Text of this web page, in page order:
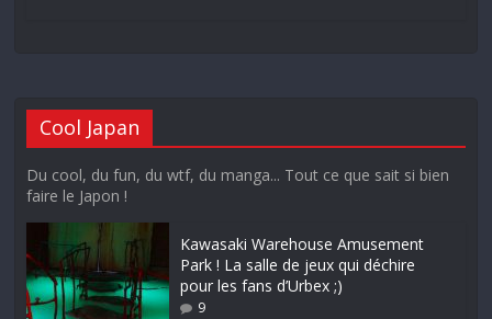
Cool Japan
Du cool, du fun, du wtf, du manga... Tout ce que sait si bien
faire le Japon !
Kawasaki Warehouse Amusement
Park ! La salle de jeux qui déchire
pour les fans d’Urbex ;)
9